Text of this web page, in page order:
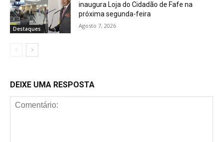
Destaques
inaugura Loja do Cidadão de Fafe na
próxima segunda-feira
Agosto 7, 2026
DEIXE UMA RESPOSTA